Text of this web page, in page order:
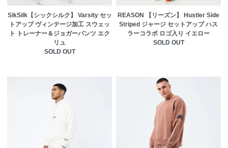
SikSilk【シックシルク】 Varsity セッ
トアップ ヴィンテージ加工 スウェッ
ト トレーナー＆ジョガーパンツ エク
リュ
SOLD OUT
REASON 【リーズン】 Hustler Side
Striped ジャージ セットアップ ハス
ラーコラボ ロゴ入り イエロー
SOLD OUT